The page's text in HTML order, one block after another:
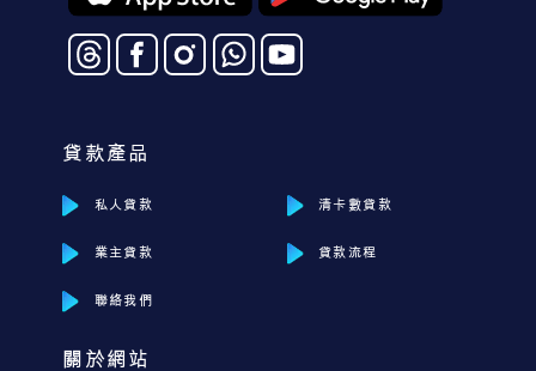
貸款產品
私人貸款 清卡數貸款
業主貸款 貸款流程
聯絡我們
關於網站